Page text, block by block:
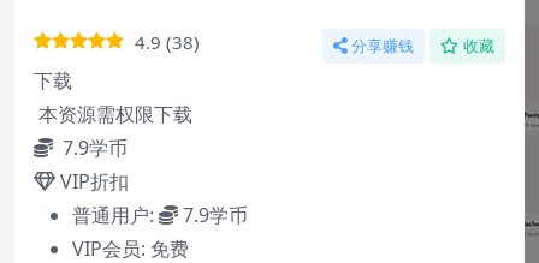
4.9 (38) 分享赚钱 收藏
下载
本资源需权限下载
7.9学币
VIP折扣
普通用户:
7.9学币
VIP会员: 免费